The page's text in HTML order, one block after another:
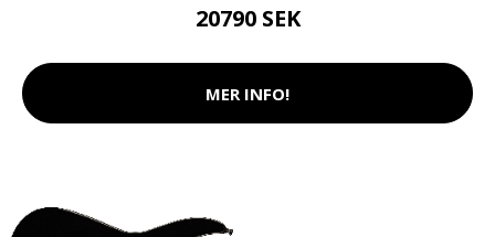
20790 SEK
MER INFO!